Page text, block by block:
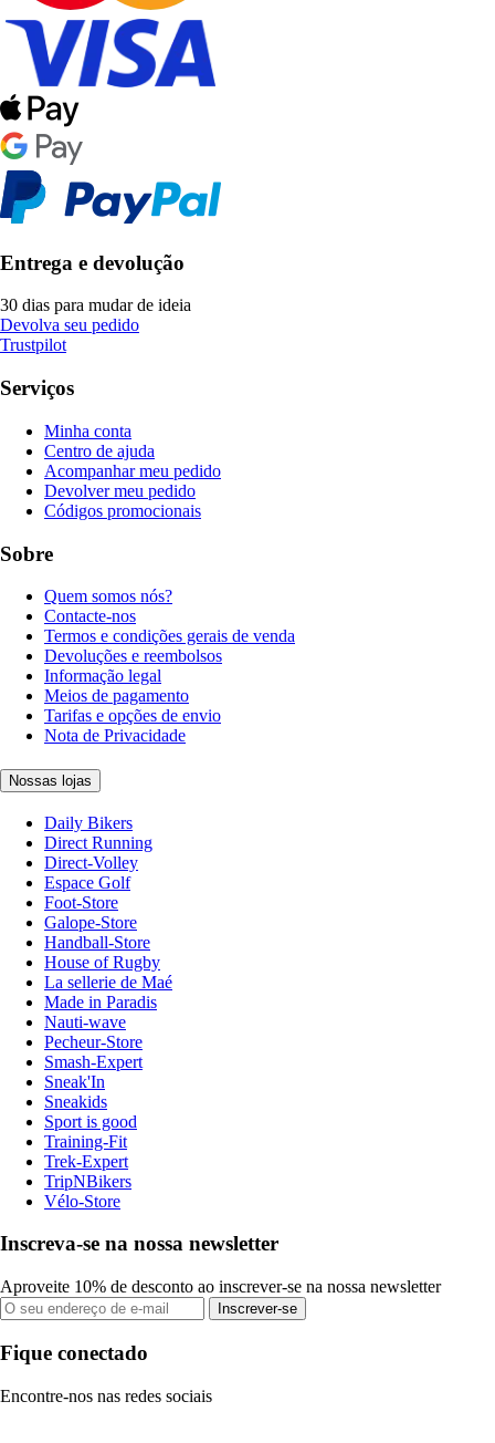
Entrega e devolução
30 dias para mudar de ideia
Devolva seu pedido
Trustpilot
Serviços
Minha conta
Centro de ajuda
Acompanhar meu pedido
Devolver meu pedido
Códigos promocionais
Sobre
Quem somos nós?
Contacte-nos
Termos e condições gerais de venda
Devoluções e reembolsos
Informação legal
Meios de pagamento
Tarifas e opções de envio
Nota de Privacidade
Nossas lojas
Daily Bikers
Direct Running
Direct-Volley
Espace Golf
Foot-Store
Galope-Store
Handball-Store
House of Rugby
La sellerie de Maé
Made in Paradis
Nauti-wave
Pecheur-Store
Smash-Expert
Sneak'In
Sneakids
Sport is good
Training-Fit
Trek-Expert
TripNBikers
Vélo-Store
Inscreva-se na nossa newsletter
Aproveite 10% de desconto ao inscrever-se na nossa newsletter
Inscrever-se
Fique conectado
Encontre-nos nas redes sociais